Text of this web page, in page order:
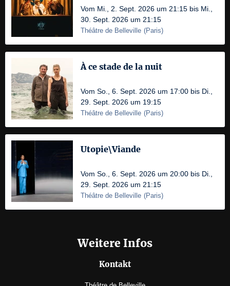
Vom Mi., 2. Sept. 2026 um 21:15 bis Mi.,
30. Sept. 2026 um 21:15
Théâtre de Belleville (Paris)
À ce stade de la nuit
Vom So., 6. Sept. 2026 um 17:00 bis Di.,
29. Sept. 2026 um 19:15
Théâtre de Belleville (Paris)
Utopie\Viande
Vom So., 6. Sept. 2026 um 20:00 bis Di.,
29. Sept. 2026 um 21:15
Théâtre de Belleville (Paris)
Weitere Infos
Kontakt